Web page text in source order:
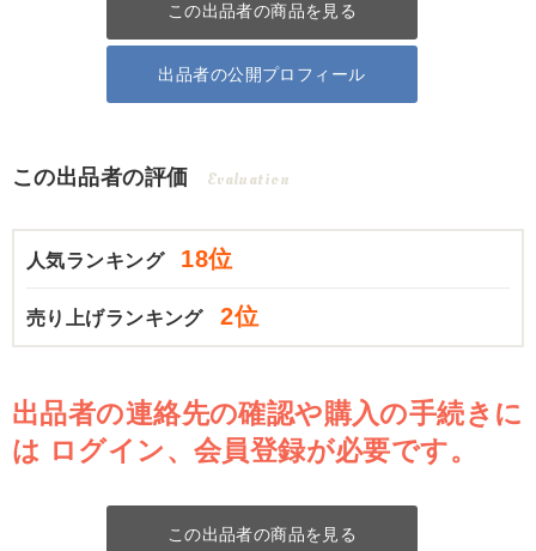
この出品者の商品を見る
出品者の公開プロフィール
この出品者の評価 Evaluation
人気ランキング 18位
売り上げランキング 2位
出品者の連絡先の確認や購入の手続きに
は ログイン、会員登録が必要です。
この出品者の商品を見る